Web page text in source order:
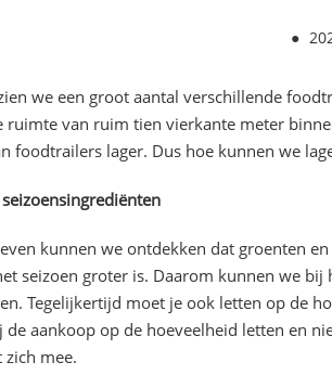
●
we een groot aantal verschillende
ruimte van ruim tien vierkante meter
foodtrailers lager. Dus hoe kunnen we
kunnen we ontdekken dat groenten
seizoen groter is. Daarom kunnen we
Tegelijkertijd moet je ook letten op de
de aankoop op de hoeveelheid letten en
mee.